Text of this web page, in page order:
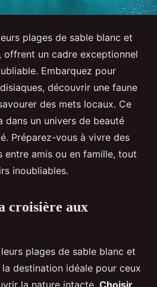
plages de sable blanc et
offrent un cadre exceptionnel
Embarquez pour
découvrir une faune
des mets locaux. Ce
dans un univers de beauté
Préparez-vous à vivre des
entre amis ou en famille, tout
inoubliables.
croisière aux
plages de sable blanc et
destination idéale pour ceux
la nature intacte. Choisir